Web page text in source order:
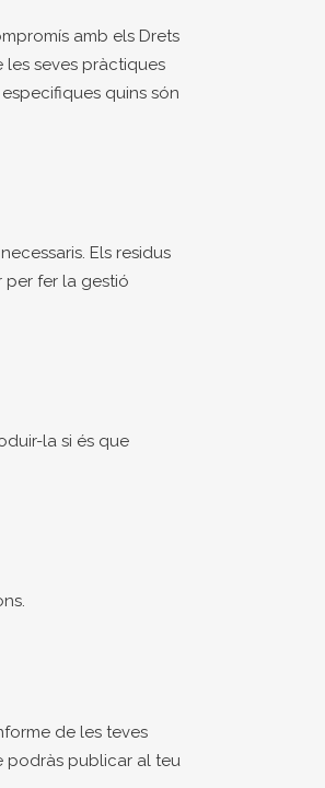
amb els Drets
les seves pràctiques
quins són
Els residus
per fer la gestió
la si és que
de les teves
podràs publicar al teu